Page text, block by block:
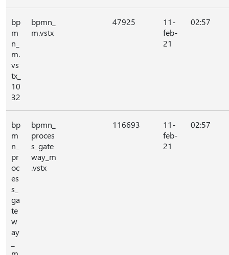
bp
m
n_
m.
vs
tx_
10
32
bpmn_
m.vstx
47925
11-
feb-
21
02:57
bp
m
n_
pr
oc
es
s_
ga
te
w
ay
bpmn_
proces
s_gate
way_m
.vstx
116693
11-
feb-
21
02:57